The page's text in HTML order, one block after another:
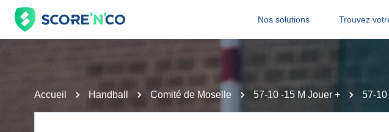
Nos solutions Trouvez
Accueil Handball Comité de Moselle 57-10 -15 M Jouer + 57-10